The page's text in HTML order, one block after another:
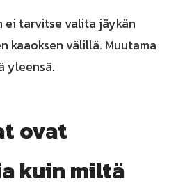
ei tarvitse valita jäykän
kaaoksen välillä. Muutama
yleensä.
ovat
kuin miltä